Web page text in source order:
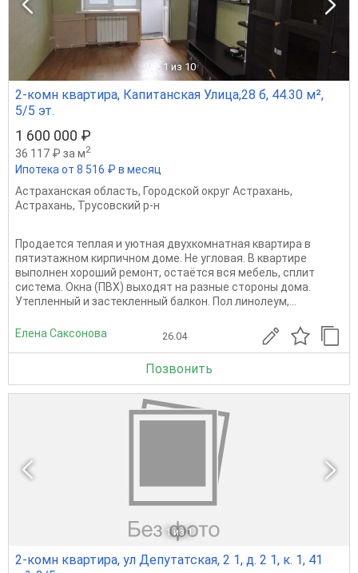
1 из 10
2-комн квартира, Капитанская Улица,28 б, 44.30 м²,
5/5 эт.
1 600 000 ₽
36 117 ₽ за м2
Ипотека от 8 516 ₽ в месяц
Астраханская область, Городской округ Астрахань,
Астрахань, Трусовский р-н
Продается теплая и уютная двухкомнатная квартира в
пятиэтажном кирпичном доме. Не угловая. В квартире
выполнен хороший ремонт, остаётся вся мебель, сплит
система. Окна (ПВХ) выходят на разные стороны дома.
Утепленный и застекленный балкон. Пол линолеум,...
Елена Саксонова 26.04
Позвонить
1 из 1
2-комн квартира, ул Депутатская, 2 1, д. 2 1, к. 1, 41